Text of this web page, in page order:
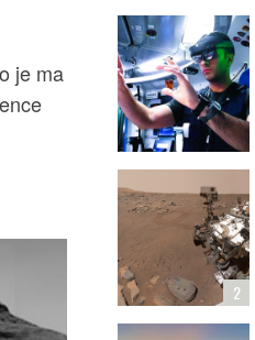
je ma
2